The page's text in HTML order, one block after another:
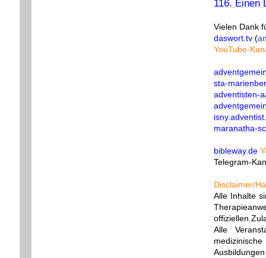
116. Einen
Vielen Dank
daswort.tv (
YouTube-
sta-
adventisten-
maranatha-
bibleway.de
Telegram-
Disclaimer/
Alle Inhalte
offiziellen
Alle